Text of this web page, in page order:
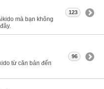
mà bạn không
123
từ căn bản đến
96